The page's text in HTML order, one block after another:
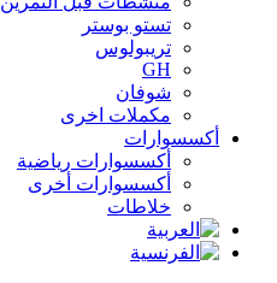
تستو بوستر
تريبولوس
GH
شوفان
مكملات اخرى
أكسسوارات
أكسسوارات رياضية
أكسسوارات أخرى
خلاطات